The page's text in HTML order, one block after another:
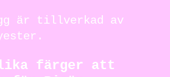
är tillverkad av
färger att